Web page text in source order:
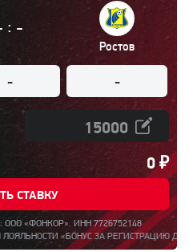
: -
-
Ростов
-
0₽
СТАВКУ
ООО «ФОНКОР». ИНН 7726752148
«БОНУС ЗА РЕГИСТРАЦИЮ ДО